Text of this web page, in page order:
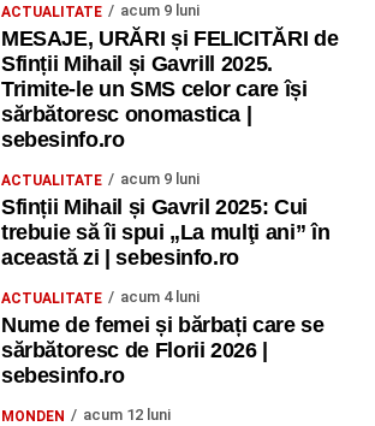
ACTUALITATE acum 9 luni
MESAJE, URĂRI și FELICITĂRI de
Sfinții Mihail și Gavrill 2025.
Trimite-le un SMS celor care își
sărbătoresc onomastica |
sebesinfo.ro
ACTUALITATE acum 9 luni
Sfinții Mihail și Gavril 2025: Cui
trebuie să îi spui „La mulţi ani” în
această zi | sebesinfo.ro
ACTUALITATE acum 4 luni
Nume de femei și bărbați care se
sărbătoresc de Florii 2026 |
sebesinfo.ro
MONDEN acum 12 luni